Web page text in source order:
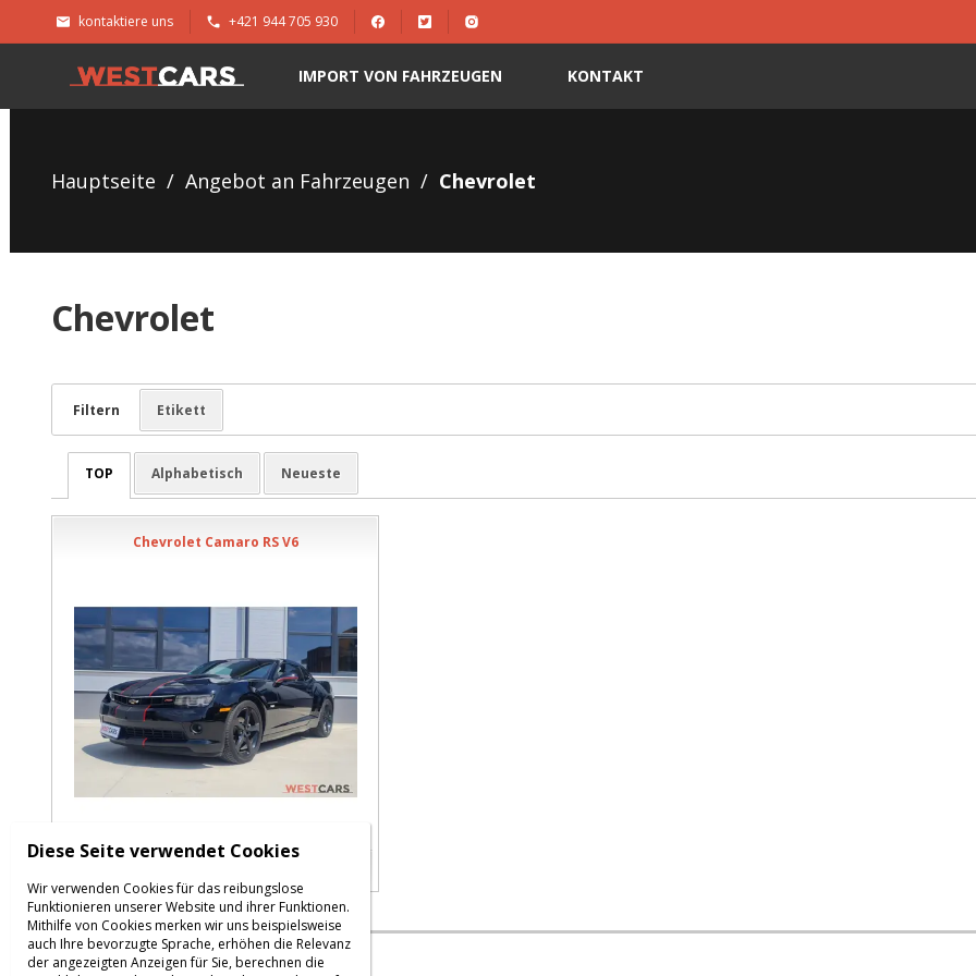
kontaktiere uns +421 944 705 930
IMPORT VON FAHRZEUGEN KONTAKT
Hauptseite / Angebot an Fahrzeugen / Chevrolet
Chevrolet
Filtern Etikett
TOP Alphabetisch Neueste
Chevrolet Camaro RS V6
|Einloggen
Diese Seite verwendet Cookies
Wir verwenden Cookies für das reibungslose
Funktionieren unserer Website und ihrer Funktionen.
Mithilfe von Cookies merken wir uns beispielsweise
auch Ihre bevorzugte Sprache, erhöhen die Relevanz
der angezeigten Anzeigen für Sie, berechnen die